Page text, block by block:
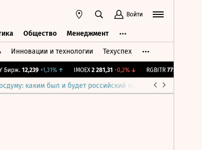
Войти
Общество Менеджмент
Инновации и технологии Техуспех
Бирж. 12,239 +1,31%↑ IMOEX 2 281,31 -0,2%↓ RGBITR 775,48
каким был и будет российский парламент